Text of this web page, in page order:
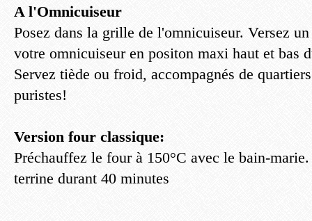
A l'Omnicuiseur
Posez dans la grille de l'omnicuiseur. Versez
votre omnicuiseur en positon maxi haut et bas
Servez tiède ou froid, accompagnés de
puristes!
Version four classique:
Préchauffez le four à 150°C avec le bain-
terrine durant 40 minutes